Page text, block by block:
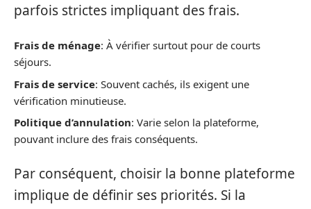
parfois strictes impliquant des frais.
Frais de ménage: À vérifier surtout pour de courts
séjours.
Frais de service: Souvent cachés, ils exigent une
vérification minutieuse.
Politique d’annulation: Varie selon la plateforme,
pouvant inclure des frais conséquents.
Par conséquent, choisir la bonne plateforme
implique de définir ses priorités. Si la